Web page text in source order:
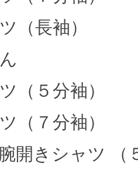
（長袖）
（５分袖）
（７分袖）
開きシャツ （